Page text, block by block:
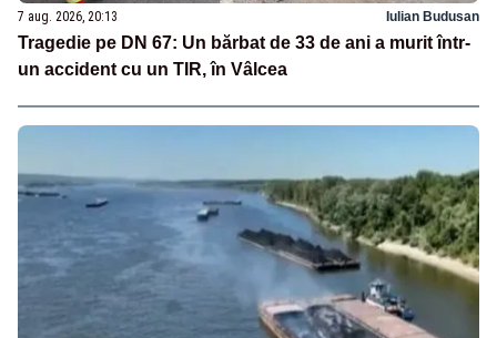
7 aug. 2026, 20:13 Iulian Budusan
Tragedie pe DN 67: Un bărbat de 33 de ani a murit într-
un accident cu un TIR, în Vâlcea